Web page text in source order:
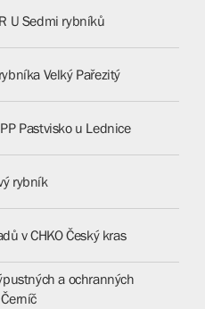
U Sedmi rybníků
Velký Pařezitý
Pastvisko u Lednice
rybník
v CHKO Český kras
a ochranných